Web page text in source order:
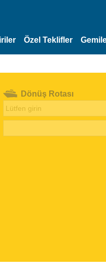
Özel Teklifler
Dönüş Rotası